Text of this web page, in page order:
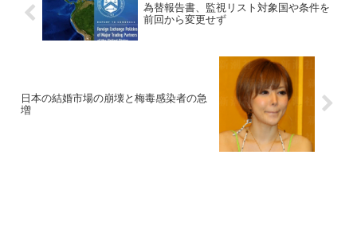
為替報告書、監視リスト対象国や条件を
前回から変更せず
日本の結婚市場の崩壊と梅毒感染者の急
増